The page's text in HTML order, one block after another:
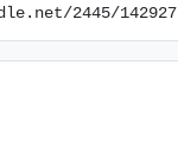
2445/142927